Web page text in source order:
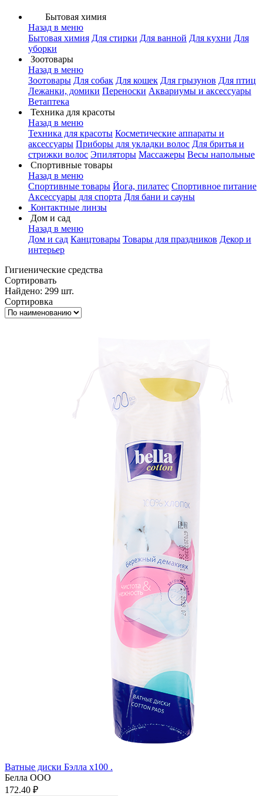
Бытовая химия
Назад в меню
Бытовая химия Для стирки Для ванной Для кухни Для
уборки
Зоотовары
Назад в меню
Зоотовары Для собак Для кошек Для грызунов Для птиц
Лежанки, домики Переноски Аквариумы и аксессуары
Ветаптека
Техника для красоты
Назад в меню
Техника для красоты Косметические аппараты и
аксессуары Приборы для укладки волос Для бритья и
стрижки волос Эпиляторы Массажеры Весы напольные
Спортивные товары
Назад в меню
Спортивные товары Йога, пилатес Спортивное питание
Аксессуары для спорта Для бани и сауны
Контактные линзы
Дом и сад
Назад в меню
Дом и сад Канцтовары Товары для праздников Декор и
интерьер
Гигиенические средства
Сортировать
Найдено: 299 шт.
Сортировка
Ватные диски Бэлла x100 .
Белла ООО
172.40 ₽